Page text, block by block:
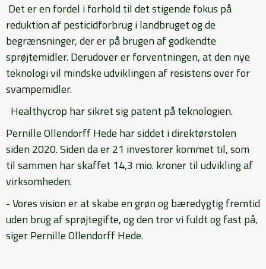
Det er en fordel i forhold til det stigende fokus på
reduktion af pesticidforbrug i landbruget og de
begrænsninger, der er på brugen af godkendte
sprøjtemidler. Derudover er forventningen, at den nye
teknologi vil mindske udviklingen af resistens over for
svampemidler.
Healthycrop har sikret sig patent på teknologien.
Pernille Ollendorff Hede har siddet i direktørstolen
siden 2020. Siden da er 21 investorer kommet til, som
til sammen har skaffet 14,3 mio. kroner til udvikling af
virksomheden.
- Vores vision er at skabe en grøn og bæredygtig fremtid
uden brug af sprøjtegifte, og den tror vi fuldt og fast på,
siger Pernille Ollendorff Hede.